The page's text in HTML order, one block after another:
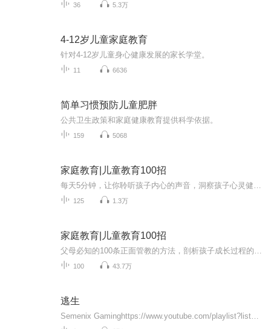
36 5.3万
4-12岁儿童家庭教育
针对4-12岁儿童身心健康发展的家长学堂。
11 6636
简单习惯预防儿童肥胖
公共卫生政策和家庭健康教育提供科学依据。
159 5068
家庭教育|儿童教育100招
125 1.3万
家庭教育|儿童教育100招
100 43.7万
逃生